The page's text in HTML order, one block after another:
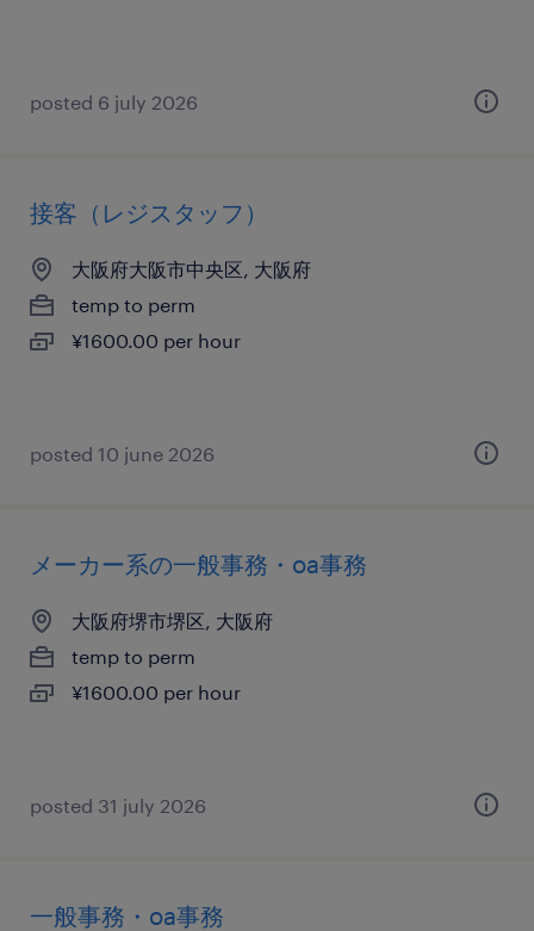
posted 6 july 2026
接客（レジスタッフ）
大阪府大阪市中央区, 大阪府
temp to perm
¥1600.00 per hour
posted 10 june 2026
メーカー系の一般事務・oa事務
大阪府堺市堺区, 大阪府
temp to perm
¥1600.00 per hour
posted 31 july 2026
一般事務・oa事務